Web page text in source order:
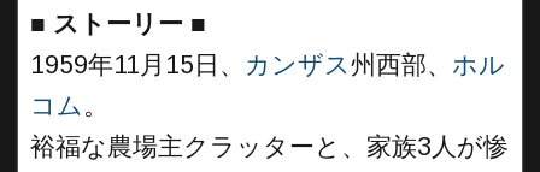
■ ストーリー ■
1959年11月15日、 カンザス州西部、 ホル
コム。
裕福な農場主クラッターと、家族3人が惨